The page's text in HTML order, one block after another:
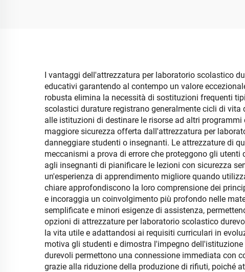
I vantaggi dell'attrezzatura per laboratorio scolastico
educativi garantendo al contempo un valore
robusta elimina la necessità di sostituzioni frequenti
scolastici durature registrano generalmente cicli di
alle istituzioni di destinare le risorse ad altri
maggiore sicurezza offerta dall'attrezzatura per
danneggiare studenti o insegnanti. Le attrezzature di
meccanismi a prova di errore che proteggono gli
agli insegnanti di pianificare le lezioni con sicurezza
un'esperienza di apprendimento migliore quando
chiare approfondiscono la loro comprensione dei
e incoraggia un coinvolgimento più profondo nelle
semplificate e minori esigenze di assistenza,
opzioni di attrezzature per laboratorio scolastico
la vita utile e adattandosi ai requisiti curriculari in
motiva gli studenti e dimostra l'impegno
durevoli permettono una connessione immediata con
grazie alla riduzione della produzione di rifiuti, poiché